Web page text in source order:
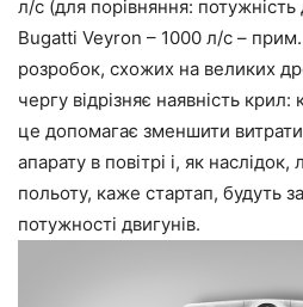
л/с (для порівняння:
Bugatti Veyron – 1000 л/с –
розробок, схожих на великих
чергу відрізняє наявність
це допомагає зменшити
апарату в повітрі і, як наслідок,
польоту, каже стартап, будуть
потужності двигунів.